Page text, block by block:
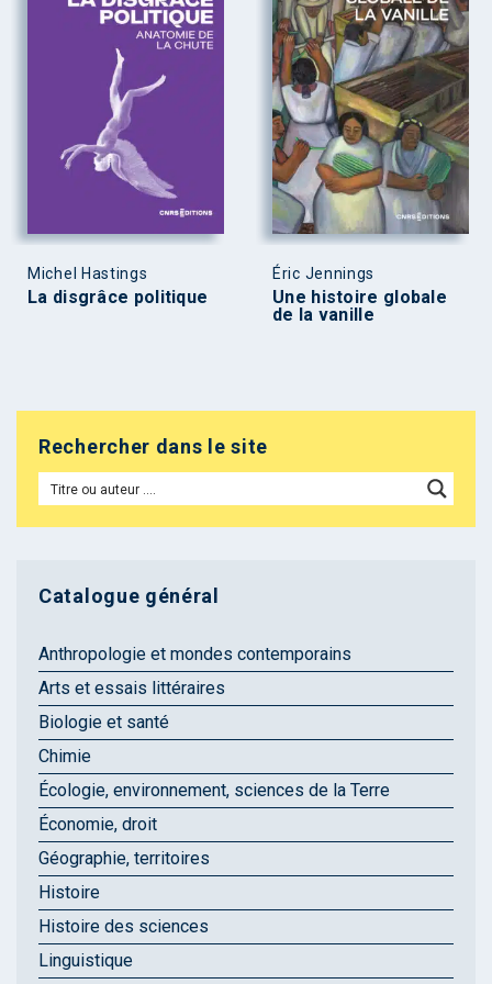
Michel Hastings
La disgrâce politique
Éric Jennings
Une histoire globale
de la vanille
Rechercher dans le site
Catalogue général
Anthropologie et mondes contemporains
Arts et essais littéraires
Biologie et santé
Chimie
Écologie, environnement, sciences de la Terre
Économie, droit
Géographie, territoires
Histoire
Histoire des sciences
Linguistique